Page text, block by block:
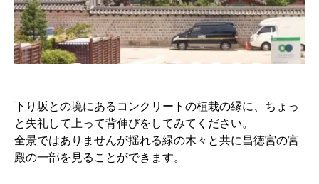
下り坂との境にあるコンクリートの植栽の縁に、ちょっ
と失礼して上って背伸びをしてみてください。
全景ではありませんが揺れる緑の木々と共に昌徳宮の宮
殿の一部を見ることができます。